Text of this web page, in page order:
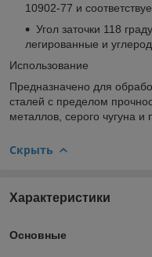
10902-77 и
Угол заточки 118
легированные и
Использование
Предназначено для
сталей с пределом
металлов, серого чугуна и
Скрыть
Характеристики
Основные